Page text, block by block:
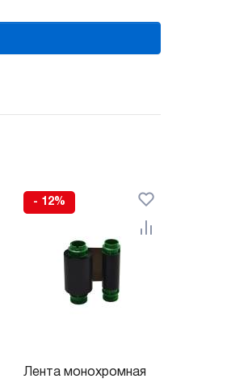
- 12%
Лента монохромная